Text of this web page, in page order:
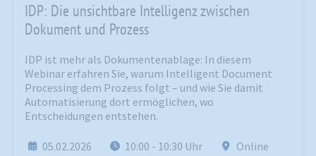
IDP: Die unsichtbare Intelligenz zwischen
Dokument und Prozess
IDP ist mehr als Dokumentenablage: In diesem
Webinar erfahren Sie, warum Intelligent Document
Processing dem Prozess folgt – und wie Sie damit
Automatisierung dort ermöglichen, wo
Entscheidungen entstehen.
05.02.2026 10:00 - 10:30 Uhr Online